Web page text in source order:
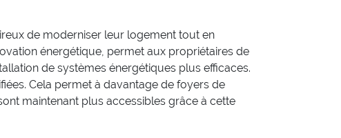
de moderniser leur logement tout en
énergétique, permet aux propriétaires de
de systèmes énergétiques plus efficaces.
Cela permet à davantage de foyers de
maintenant plus accessibles grâce à cette